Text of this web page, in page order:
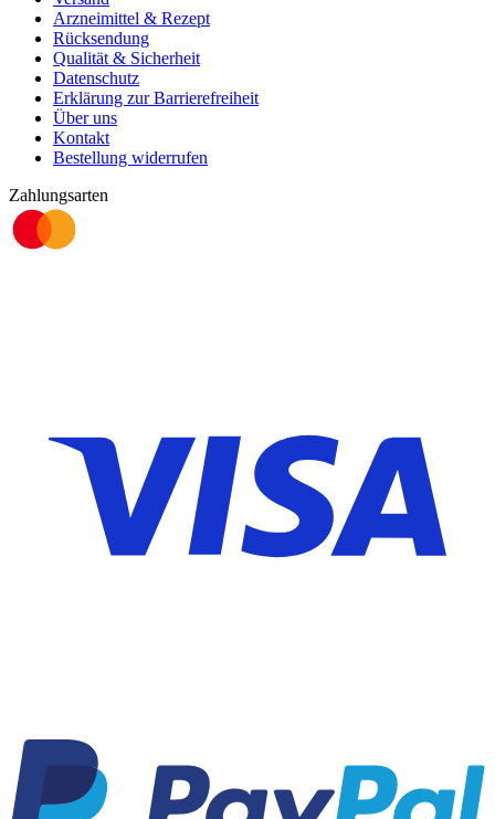
Arzneimittel & Rezept
Rücksendung
Qualität & Sicherheit
Datenschutz
Erklärung zur Barrierefreiheit
Über uns
Kontakt
Bestellung widerrufen
Zahlungsarten